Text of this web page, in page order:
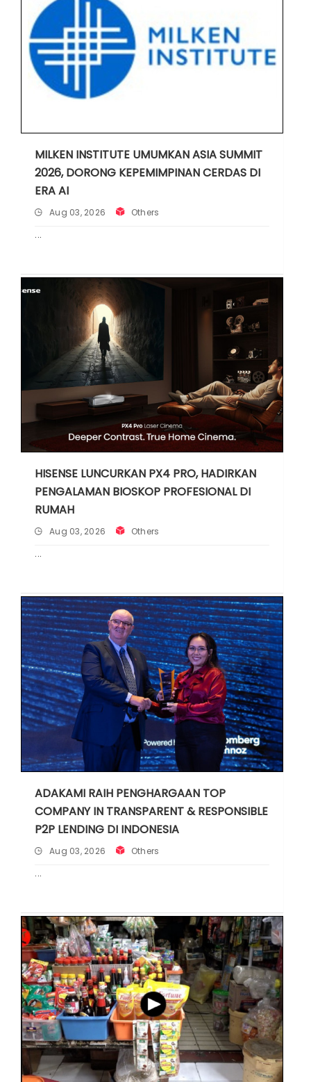
MILKEN INSTITUTE UMUMKAN ASIA SUMMIT
2026, DORONG KEPEMIMPINAN CERDAS DI
ERA AI
Aug 03, 2026 Others
HISENSE LUNCURKAN PX4 PRO, HADIRKAN
PENGALAMAN BIOSKOP PROFESIONAL DI
RUMAH
Aug 03, 2026 Others
ADAKAMI RAIH PENGHARGAAN TOP
COMPANY IN TRANSPARENT & RESPONSIBLE
P2P LENDING DI INDONESIA
Aug 03, 2026 Others